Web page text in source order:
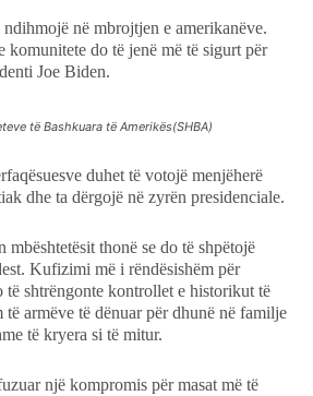
në mbrojtjen e amerikanëve.
komunitete do të jenë më të sigurt për
Joe Biden.
të Bashkuara të Amerikës(SHBA)
duhet të votojë menjëherë
dhe ta dërgojë në zyrën presidenciale.
thonë se do të shpëtojë
Kufizimi më i rëndësishëm për
të shtrëngonte kontrollet e historikut të
të armëve të dënuar për dhunë në familje
të kryera si të mitur.
një kompromis për masat më të